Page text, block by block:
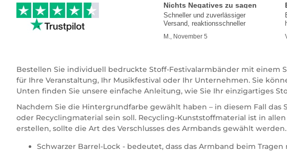
Nichts Negatives zu sagen
Schneller und zuverlässiger
Versand, reaktionsschneller
M., November 5
Bestellen Sie individuell bedruckte Stoff-Festivalarmbänder mit einem
für Ihre Veranstaltung, Ihr Musikfestival oder Ihr Unternehmen. Sie
Unten finden Sie unsere einfache Anleitung, wie Sie Ihr einzigartiges
Nachdem Sie die Hintergrundfarbe gewählt haben – in diesem Fall
oder Recyclingmaterial sein soll. Recycling-Kunststoffmaterial ist in
erstellen, sollte die Art des Verschlusses des Armbands gewählt
Schwarzer Barrel-Lock - bedeutet, dass das Armband beim